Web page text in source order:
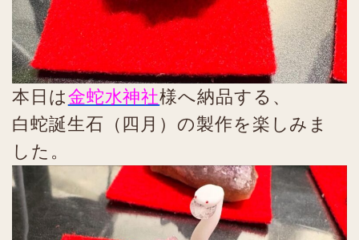
本日は金蛇水神社様へ納品する、
白蛇誕生石（四月）の製作を楽しみま
した。